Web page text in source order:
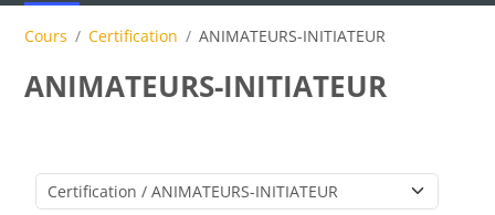
Cours Certification ANIMATEURS-INITIATEUR
ANIMATEURS-INITIATEUR
Catégories de cours